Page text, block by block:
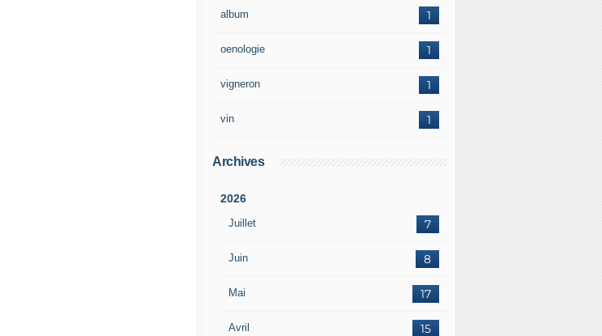
1
album
1
oenologie
1
vigneron
1
vin
Archives
2026
Juillet 7
Juin 8
Mai 17
Avril 15